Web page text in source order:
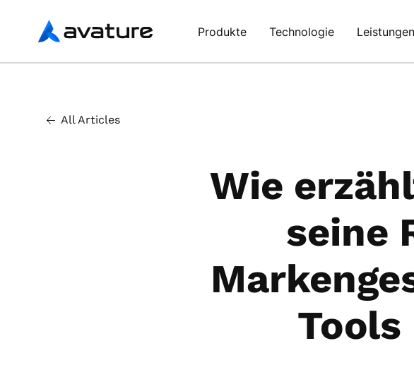
Avature Produkte Technologie Leistungen
All Articles
Wie
seine